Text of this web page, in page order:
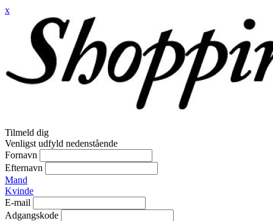
x
Tilmeld dig
Venligst udfyld nedenstående
Fornavn
Efternavn
Mand
Kvinde
E-mail
Adgangskode